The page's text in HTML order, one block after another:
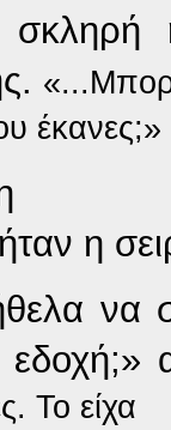
έκανες;»
η
να
Το είχα